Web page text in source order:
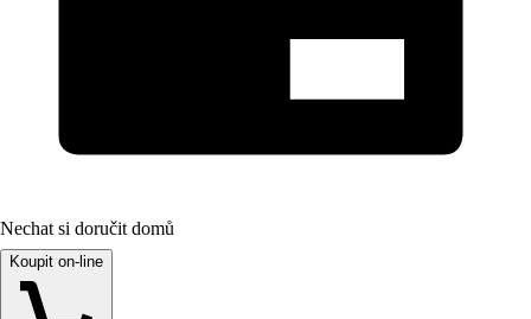
Nechat si doručit domů
Koupit on-line